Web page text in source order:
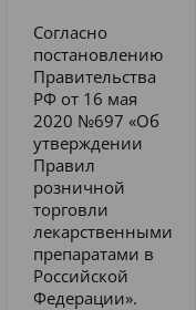
Согласно
постановлению
Правительства
РФ от 16 мая
2020 №697 «Об
утверждении
Правил
розничной
торговли
лекарственными
препаратами в
Российской
Федерации».